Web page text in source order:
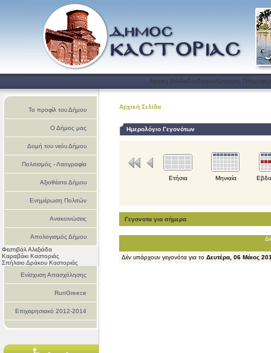
Αρχική ΣελίδαΣύνδεσμοιΧρήσιμες
Το προφίλ του Δήμου
Ο Δήμος μας
Δομή του νεόυ Δήμου
Πολιτισμός - Λαογραφία
Αξιοθέατα Δήμου
Ενημέρωση Πολιτών
Ανακοινώσεις
Απολογισμός Δήμου
Καστοριάς
Φεστιβάλ Αλεξιάδα
Καραβάκι Καστοριάς
Σπήλαιο Δράκου Καστοριάς
Ενίσχυση Απασχόλησης
RunGreece
Επιχειρησιακό 2012-2014
Αρχική Σελίδα
Ημερολόγιο Γεγονότων
Ετήσια Μηνιαία
Γεγονοτα για σήμερα
Δέν υπάρχουν γεγονότα για το Δευτέρα, 06 Μάιος